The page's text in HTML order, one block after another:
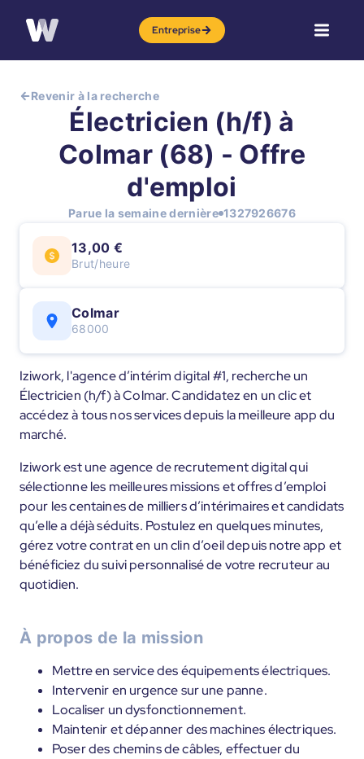
Entreprise
Revenir à la recherche
Électricien (h/f) à
Colmar (68) - Offre
d'emploi
Parue la semaine dernière 1327926676
13,00 €
Brut/heure
Colmar
68000
Iziwork, l'agence d’intérim digital #1, recherche un
Électricien (h/f) à Colmar. Candidatez en un clic et
accédez à tous nos services depuis la meilleure app du
marché.
Iziwork est une agence de recrutement digital qui
sélectionne les meilleures missions et offres d’emploi
pour les centaines de milliers d’intérimaires et candidats
qu’elle a déjà séduits. Postulez en quelques minutes,
gérez votre contrat en un clin d’oeil depuis notre app et
bénéficiez du suivi personnalisé de votre recruteur au
quotidien.
À propos de la mission
Mettre en service des équipements électriques.
Intervenir en urgence sur une panne.
Localiser un dysfonctionnement.
Maintenir et dépanner des machines électriques.
Poser des chemins de câbles, effectuer du